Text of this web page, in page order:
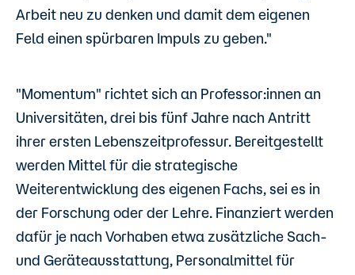
Arbeit neu zu denken und damit dem eigenen
Feld einen spürbaren Impuls zu geben."
"Momentum" richtet sich an Professor:innen an
Universitäten, drei bis fünf Jahre nach Antritt
ihrer ersten Lebenszeitprofessur. Bereitgestellt
werden Mittel für die strategische
Weiterentwicklung des eigenen Fachs, sei es in
der Forschung oder der Lehre. Finanziert werden
dafür je nach Vorhaben etwa zusätzliche Sach-
und Geräteausstattung, Personalmittel für